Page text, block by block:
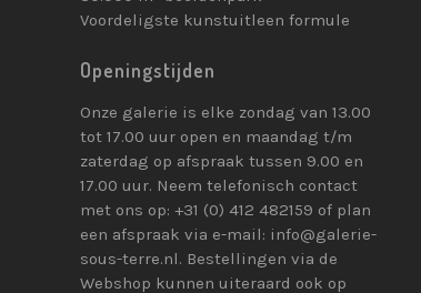
Voordeligste kunstuitleen formule
Openingstijden
Onze galerie is elke zondag van 13.00
tot 17.00 uur open en maandag t/m
zaterdag op afspraak tussen 9.00 en
17.00 uur. Neem telefonisch contact
met ons op: +31 (0) 412 482159 of plan
een afspraak via e-mail: info@galerie-
sous-terre.nl. Bestellingen via de
Webshop kunnen uiteraard ook op